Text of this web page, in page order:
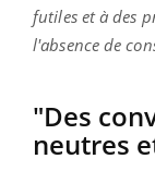
futiles et à des
l'absence de
"Des
neutres